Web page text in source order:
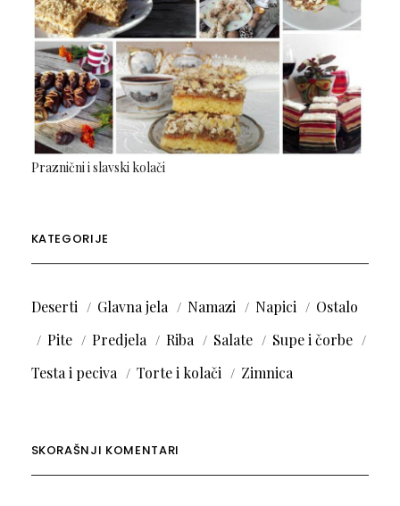
Praznični i slavski kolači
KATEGORIJE
Deserti Glavna jela Namazi Napici
Ostalo
Pite
Predjela Riba Salate
Supe i čorbe
Testa i peciva
Torte i kolači Zimnica
SKORAŠNJI KOMENTARI